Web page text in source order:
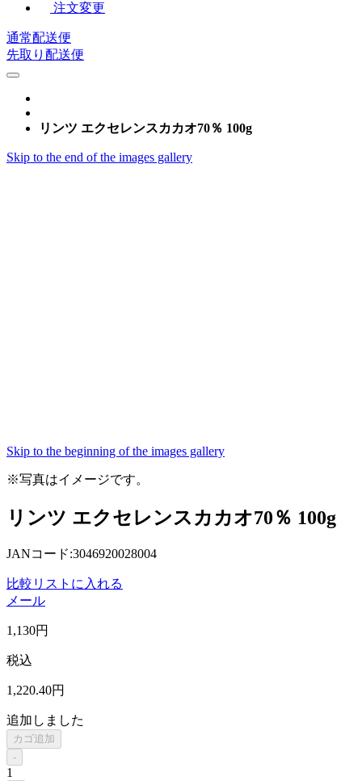
注文変更
通常配送便
先取り配送便
リンツ エクセレンスカカオ70％ 100g
Skip to the end of the images gallery
Skip to the beginning of the images gallery
※写真はイメージです。
リンツ エクセレンスカカオ70％ 100g
JANコード:3046920028004
比較リストに入れる
メール
1,130円
税込
1,220.40円
追加しました
カゴ追加
-
1